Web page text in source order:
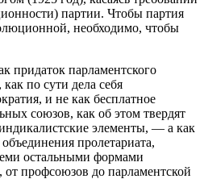
партии. Чтобы партия
необходимо, чтобы
придаток парламентского
по сути дела себя
и не как бесплатное
союзов, как об этом твердят
элементы, — а как
пролетариата,
остальными формами
от профсоюзов до парламентской